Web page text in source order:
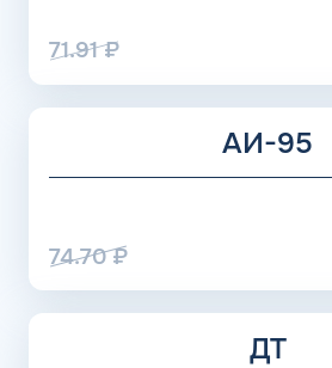
71.91₽
АИ-95
74.70₽
ДТ